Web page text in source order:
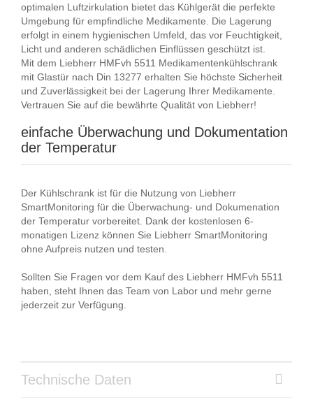
optimalen Luftzirkulation bietet das Kühlgerät die perfekte
Umgebung für empfindliche Medikamente. Die Lagerung
erfolgt in einem hygienischen Umfeld, das vor Feuchtigkeit,
Licht und anderen schädlichen Einflüssen geschützt ist.
Mit dem Liebherr HMFvh 5511 Medikamentenkühlschrank
mit Glastür nach Din 13277 erhalten Sie höchste Sicherheit
und Zuverlässigkeit bei der Lagerung Ihrer Medikamente.
Vertrauen Sie auf die bewährte Qualität von Liebherr!
einfache Überwachung und Dokumentation
der Temperatur
Der Kühlschrank ist für die Nutzung von Liebherr
SmartMonitoring für die Überwachung- und Dokumenation
der Temperatur vorbereitet. Dank der kostenlosen 6-
monatigen Lizenz können Sie Liebherr SmartMonitoring
ohne Aufpreis nutzen und testen.
Sollten Sie Fragen vor dem Kauf des Liebherr HMFvh 5511
haben, steht Ihnen das Team von Labor und mehr gerne
jederzeit zur Verfügung.
Technische Daten